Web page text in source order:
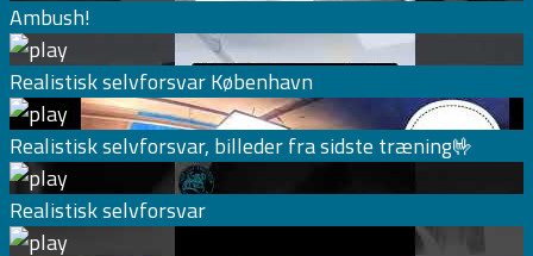
Ambush!
Realistisk selvforsvar København
Realistisk selvforsvar, billeder fra sidste træning🤟
Realistisk selvforsvar